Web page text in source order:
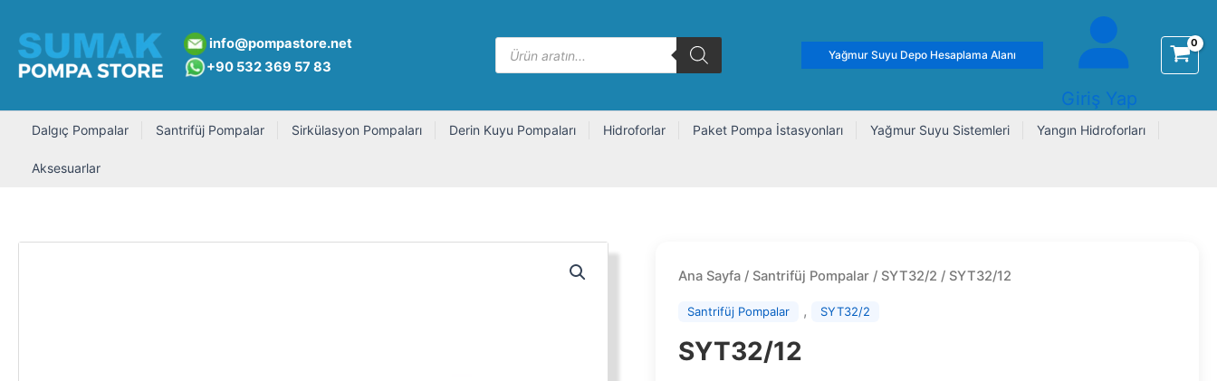
atla
info@pompastore.net
+90 532 369 57 83
search
Yağmur Suyu Depo Hesaplama Alanı
Giriş Yap
Dalgıç Pompalar Santrifüj Pompalar Sirkülasyon Pompaları Derin Kuyu Pompaları Hidroforlar Paket Pompa İstasyonları Yağmur Suyu Sistemleri Yangın Hidroforları
Aksesuarlar
Ana Sayfa / Santrifüj Pompalar / SYT32/2 / SYT32/12
Santrifüj Pompalar , SYT32/2
SYT32/12